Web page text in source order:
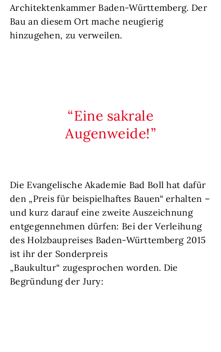
Architektenkammer Baden-Württemberg. Der
Bau an diesem Ort mache neugierig
hinzugehen, zu verweilen.
Eine sakrale
Augenweide!
Die Evangelische Akademie Bad Boll hat dafür
den „Preis für beispielhaftes Bauen“ erhalten –
und kurz darauf eine zweite Auszeichnung
entgegennehmen dürfen: Bei der Verleihung
des Holzbaupreises Baden-Württemberg 2015
ist ihr der Sonderpreis
„Baukultur“ zugesprochen worden. Die
Begründung der Jury: